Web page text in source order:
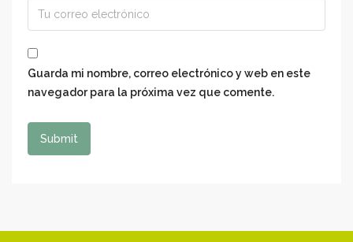
Guarda mi nombre, correo electrónico y web en este
navegador para la próxima vez que comente.